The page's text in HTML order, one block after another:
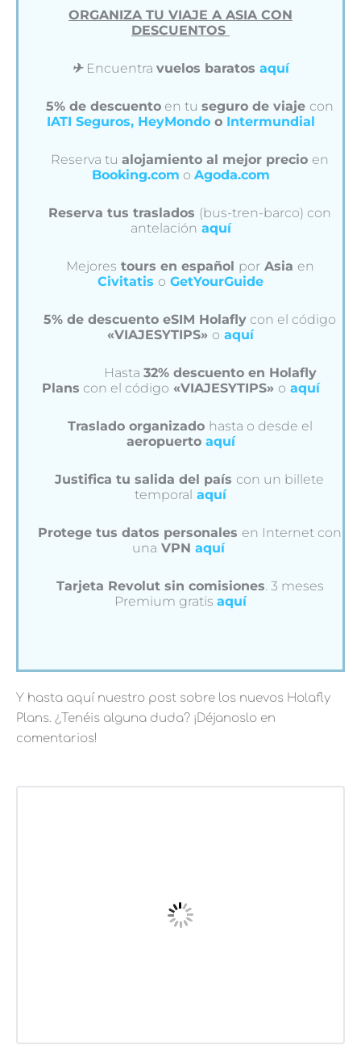
ORGANIZA TU VIAJE A ASIA CON
DESCUENTOS
✈︎ Encuentra vuelos baratos aquí
5% de descuento en tuseguro de viaje con
IATI Seguros, HeyMondo o Intermundial
Reserva tu alojamiento al mejor precio en
Booking.com o Agoda.com
Reserva tus traslados (bus-tren-barco) con
antelación aquí
Mejores tours en español porAsia en
Civitatis o GetYourGuide
5% de descuento eSIM Holafly con el código
«VIAJESYTIPS» o aquí
Hasta32% descuento en Holafly
Plans con el código «VIAJESYTIPS» o aquí
Traslado organizado hasta o desde el
aeropuerto aquí
Justifica tu salida del país con un billete
temporal aquí
Protege tus datos personales en Internet con
una VPN aquí
Tarjeta Revolut sin comisiones. 3 meses
Premium gratis aquí
Y hasta aquí nuestro post sobre los nuevos Holafly
Plans. ¿Tenéis alguna duda? ¡Déjanoslo en
comentarios!